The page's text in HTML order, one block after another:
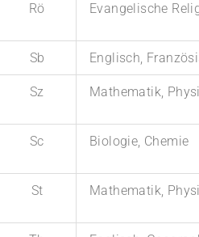
Rö Evangelische
Sb Englisch,
Sz Mathematik,
Sc Biologie, Chemie
St Mathematik,